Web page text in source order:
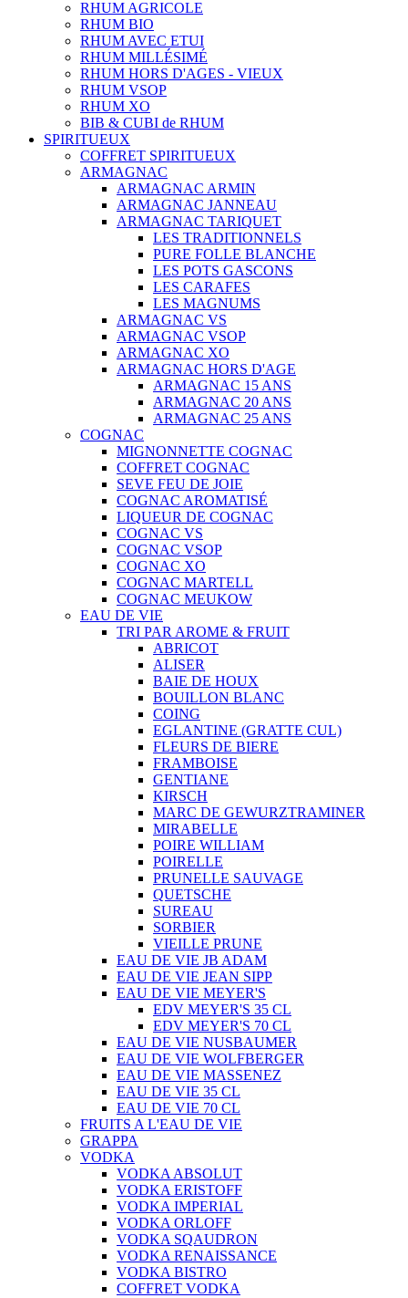
RHUM AGRICOLE
RHUM BIO
RHUM AVEC ETUI
RHUM MILLÉSIMÉ
RHUM HORS D'AGES - VIEUX
RHUM VSOP
RHUM XO
BIB & CUBI de RHUM
SPIRITUEUX
COFFRET SPIRITUEUX
ARMAGNAC
ARMAGNAC ARMIN
ARMAGNAC JANNEAU
ARMAGNAC TARIQUET
LES TRADITIONNELS
PURE FOLLE BLANCHE
LES POTS GASCONS
LES CARAFES
LES MAGNUMS
ARMAGNAC VS
ARMAGNAC VSOP
ARMAGNAC XO
ARMAGNAC HORS D'AGE
ARMAGNAC 15 ANS
ARMAGNAC 20 ANS
ARMAGNAC 25 ANS
COGNAC
MIGNONNETTE COGNAC
COFFRET COGNAC
SEVE FEU DE JOIE
COGNAC AROMATISÉ
LIQUEUR DE COGNAC
COGNAC VS
COGNAC VSOP
COGNAC XO
COGNAC MARTELL
COGNAC MEUKOW
EAU DE VIE
TRI PAR AROME & FRUIT
ABRICOT
ALISER
BAIE DE HOUX
BOUILLON BLANC
COING
EGLANTINE (GRATTE CUL)
FLEURS DE BIERE
FRAMBOISE
GENTIANE
KIRSCH
MARC DE GEWURZTRAMINER
MIRABELLE
POIRE WILLIAM
POIRELLE
PRUNELLE SAUVAGE
QUETSCHE
SUREAU
SORBIER
VIEILLE PRUNE
EAU DE VIE JB ADAM
EAU DE VIE JEAN SIPP
EAU DE VIE MEYER'S
EDV MEYER'S 35 CL
EDV MEYER'S 70 CL
EAU DE VIE NUSBAUMER
EAU DE VIE WOLFBERGER
EAU DE VIE MASSENEZ
EAU DE VIE 35 CL
EAU DE VIE 70 CL
FRUITS A L'EAU DE VIE
GRAPPA
VODKA
VODKA ABSOLUT
VODKA ERISTOFF
VODKA IMPERIAL
VODKA ORLOFF
VODKA SQAUDRON
VODKA RENAISSANCE
VODKA BISTRO
COFFRET VODKA